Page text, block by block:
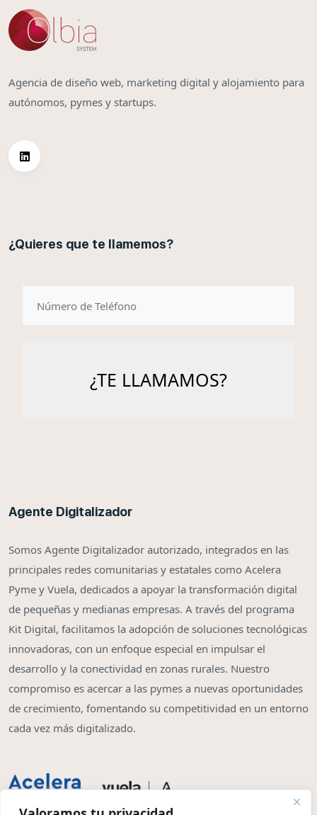
Agencia de diseño web, marketing digital y alojamiento para
autónomos, pymes y startups.
¿Quieres que te llamemos?
Agente Digitalizador
Somos Agente Digitalizador autorizado, integrados en las
principales redes comunitarias y estatales como Acelera
Pyme y Vuela, dedicados a apoyar la transformación digital
de pequeñas y medianas empresas. A través del programa
Kit Digital, facilitamos la adopción de soluciones tecnológicas
innovadoras, con un enfoque especial en impulsar el
desarrollo y la conectividad en zonas rurales. Nuestro
compromiso es acercar a las pymes a nuevas oportunidades
de crecimiento, fomentando su competitividad en un entorno
cada vez más digitalizado.